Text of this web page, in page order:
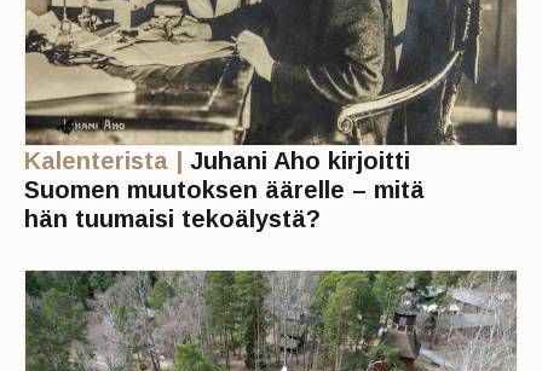
Kalenterista | Juhani Aho kirjoitti
Suomen muutoksen äärelle – mitä
hän tuumaisi tekoälystä?